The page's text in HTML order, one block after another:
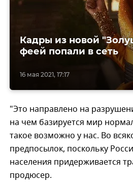
16 мая 2021, 17:17
Кадры из новой
феей попали в сеть
"Это направлено на
на чем базируется мир
такое возможно у нас. Во
предпосылок, поскольку
населения придерживается
продюсер.